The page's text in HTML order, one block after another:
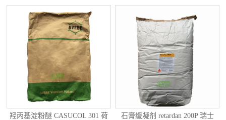
羟丙基淀粉醚 CASUCOL 301 荷
石膏缓凝剂 retardan 200P 瑞士